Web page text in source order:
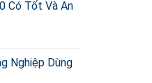
Có Tốt Và An
Nghiệp Dùng